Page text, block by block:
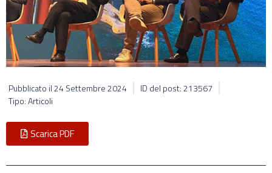
Pubblicato il24 Settembre 2024
ID del post: 213567
Tipo: Articoli
Scarica PDF